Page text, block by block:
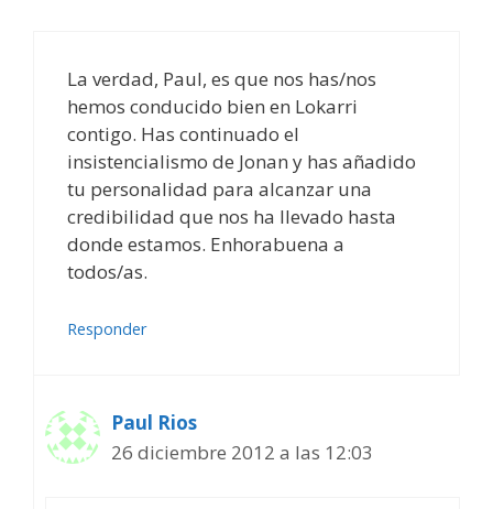
La verdad, Paul, es que nos has/nos
hemos conducido bien en Lokarri
contigo. Has continuado el
insistencialismo de Jonan y has añadido
tu personalidad para alcanzar una
credibilidad que nos ha llevado hasta
donde estamos. Enhorabuena a
todos/as.
Responder
Paul Rios
26 diciembre 2012 a las 12:03